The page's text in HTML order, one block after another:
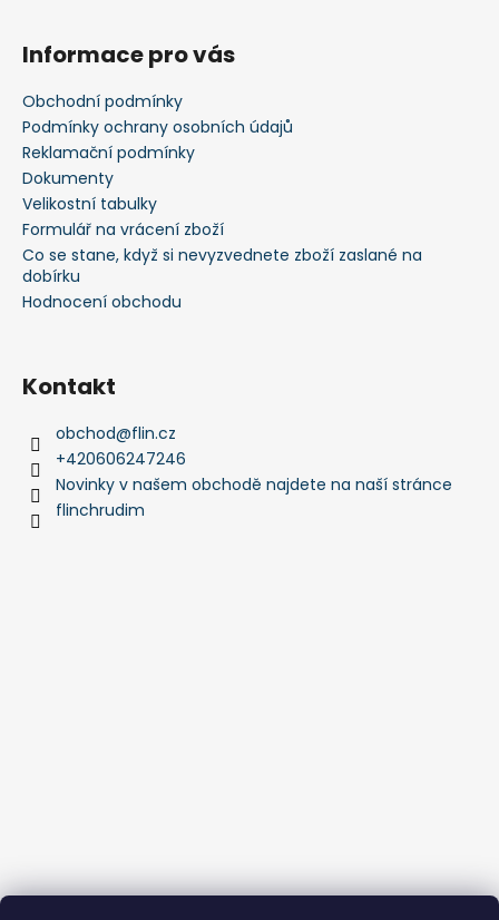
Z
Informace pro vás
Obchodní podmínky
Podmínky ochrany osobních údajů
Reklamační podmínky
Dokumenty
Velikostní tabulky
Formulář na vrácení zboží
Co se stane, když si nevyzvednete zboží zaslané na
dobírku
Hodnocení obchodu
Kontakt
obchod@flin.cz
+420606247246
Novinky v našem obchodě najdete na naší stránce
flinchrudim